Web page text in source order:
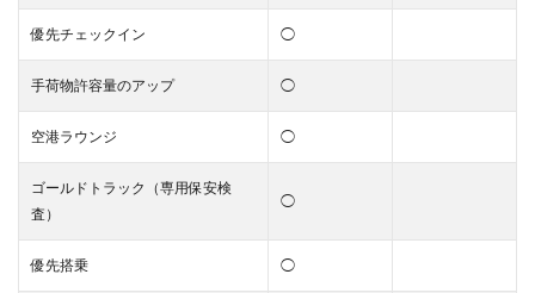
優先チェックイン ◯
手荷物許容量のアップ ◯
空港ラウンジ ◯
ゴールドトラック（専用保安検
査）
◯
優先搭乗 ◯